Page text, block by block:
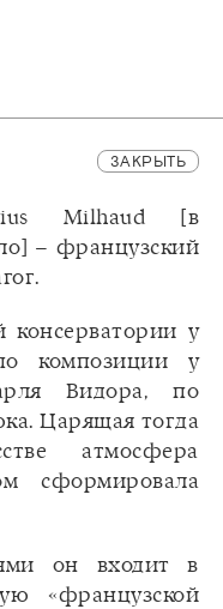
ЗАКРЫТЬ
Milhaud [в
– французский
у
композиции у
Видора, по
Царящая тогда
атмосфера
сформировала
он входит в
«французской